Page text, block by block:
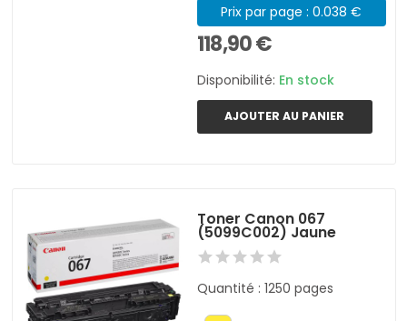
Prix par page : 0.038 €
118,90 €
Disponibilité: En stock
AJOUTER AU PANIER
Toner Canon 067
(5099C002) Jaune
Quantité : 1250 pages